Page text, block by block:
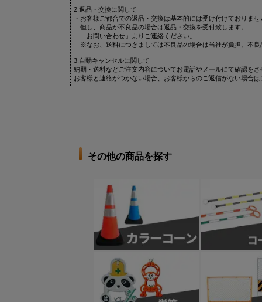
2.返品・交換に関して
・お客様ご都合での返品・交換は基本的には受け付けておりませ
但し、商品が不良品の場合は返品・交換を受付致します。
「お問い合わせ」よりご連絡ください。
※なお、送料につきましては不良品の場合は当社が負担。不良
3.自動キャンセルに関して
納期・送料などご注文内容についてお電話やメールにて確認を
お客様と連絡がつかない場合、お客様からのご返信がない場合
その他の商品を探す